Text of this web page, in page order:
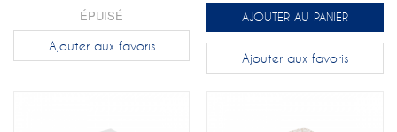
ÉPUISÉ
Ajouter aux favoris
AJOUTER AU PANIER
Ajouter aux favoris